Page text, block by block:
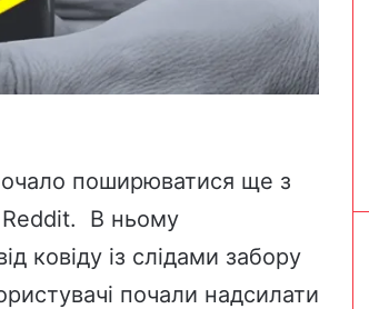
поширюватися ще з
. В ньому
ковіду із слідами забору
почали надсилати